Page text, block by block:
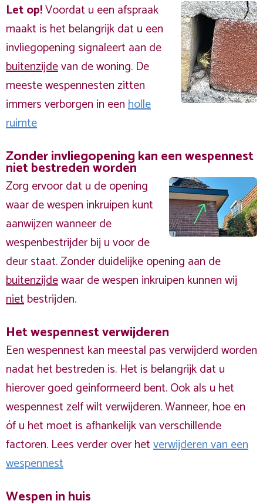
Let op!Voordat u een afspraak
maakt is het belangrijk dat u een
invliegopening signaleert aan de
buitenzijdevan de woning. De
meeste wespennesten zitten
immers verborgen in eenholle
ruimte
Zonder invliegopening kan een wespennest
niet bestreden worden
Zorg ervoor dat u de opening
waar de wespen inkruipen kunt
aanwijzen wanneer de
wespenbestrijder bij u voor de
deur staat. Zonder duidelijke opening aan de
buitenzijdewaar de wespen inkruipen kunnen wij
nietbestrijden.
Het wespennest verwijderen
Een wespennest kan meestal pas verwijderd worden
nadat het bestreden is. Het is belangrijk dat u
hierover goed geinformeerd bent. Ook als u het
wespennest zelf wilt verwijderen. Wanneer, hoe en
óf u het moet is afhankelijk van verschillende
factoren. Lees verder over hetverwijderen van een
wespennest
Wespen in huis